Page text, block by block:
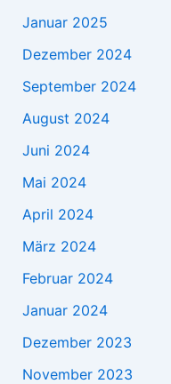
Januar 2025
Dezember 2024
September 2024
August 2024
Juni 2024
Mai 2024
April 2024
März 2024
Februar 2024
Januar 2024
Dezember 2023
November 2023